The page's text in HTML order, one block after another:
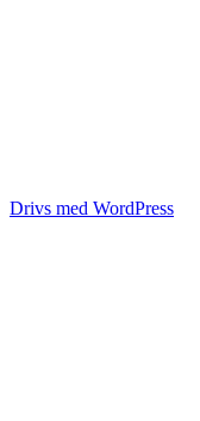
Drivs med WordPress